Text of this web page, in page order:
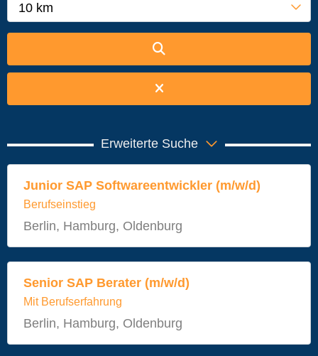
10 km
Erweiterte Suche
Junior SAP Softwareentwickler (m/w/d)
Berufseinstieg
Berlin, Hamburg, Oldenburg
Senior SAP Berater (m/w/d)
Mit Berufserfahrung
Berlin, Hamburg, Oldenburg